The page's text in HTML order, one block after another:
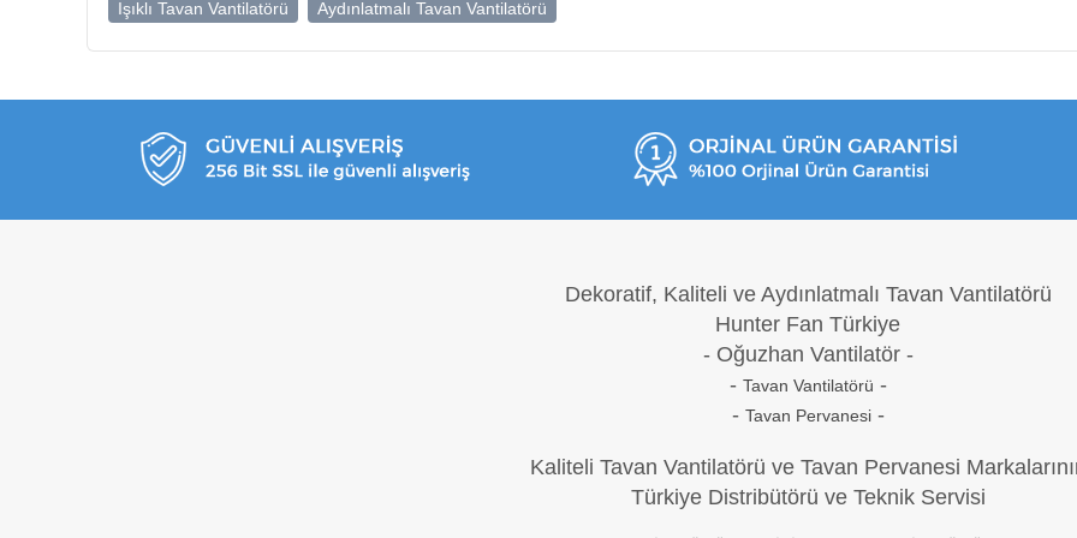
Işıklı Tavan Vantilatörü Aydınlatmalı Tavan Vantilatörü
Dekoratif, Kaliteli ve Aydınlatmalı Tavan Vantilatörü
Hunter Fan Türkiye
- Oğuzhan Vantilatör -
- Tavan Vantilatörü -
- Tavan Pervanesi-
Kaliteli Tavan Vantilatörü ve Tavan Pervanesi
Türkiye Distribütörü ve Teknik Servisi